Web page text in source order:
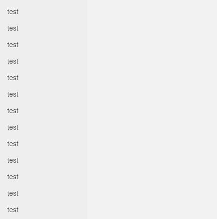
test
test
test
test
test
test
test
test
test
test
test
test
test